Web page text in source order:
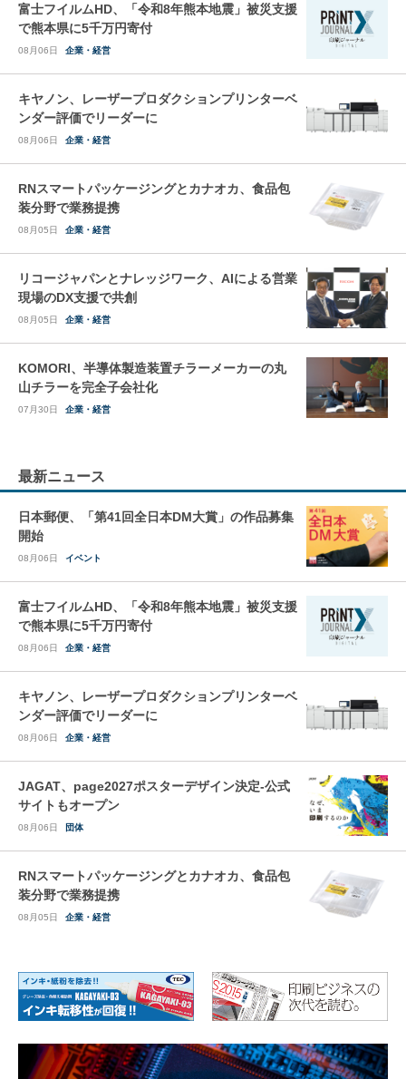
富士フイルムHD、「令和8年熊本地震」被災支援
で熊本県に5千万円寄付
08月06日 企業・経営
キヤノン、レーザープロダクションプリンターベ
ンダー評価でリーダーに
08月06日 企業・経営
RNスマートパッケージングとカナオカ、食品包
装分野で業務提携
08月05日 企業・経営
リコージャパンとナレッジワーク、AIによる営業
現場のDX支援で共創
08月05日 企業・経営
KOMORI、半導体製造装置チラーメーカーの丸
山チラーを完全子会社化
07月30日 企業・経営
最新ニュース
日本郵便、「第41回全日本DM大賞」の作品募集
開始
08月06日 イベント
富士フイルムHD、「令和8年熊本地震」被災支援
で熊本県に5千万円寄付
08月06日 企業・経営
キヤノン、レーザープロダクションプリンターベ
ンダー評価でリーダーに
08月06日 企業・経営
JAGAT、page2027ポスターデザイン決定-公式
サイトもオープン
08月06日 団体
RNスマートパッケージングとカナオカ、食品包
装分野で業務提携
08月05日 企業・経営